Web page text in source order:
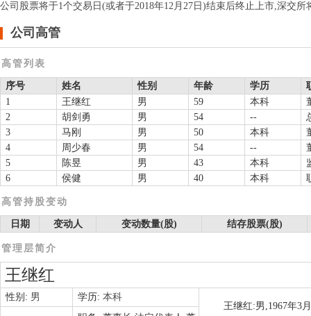
公司股票将于1个交易日(或者于2018年12月27日)结束后终止上市,深交
公司高管
高管列表
序号 姓名 性别 年龄 学历
1
王继红 男 59 本科
2
胡剑勇 男 54 --
3
马刚 男 50 本科
4
周少春 男 54 --
5
陈昱 男 43 本科
6
侯健 男 40 本科
高管持股变动
日期 变动人 变动数量(股) 结存股票(股)
管理层简介
王继红
性别: 男 学历: 本科
王继红:男,1967年3